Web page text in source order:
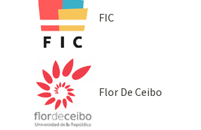
FIC
Flor De Ceibo